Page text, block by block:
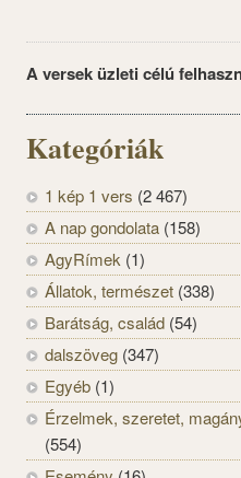
A versek üzleti célú
Kategóriák
1 kép 1 vers (2 467)
A nap gondolata (158)
AgyRímek (1)
Állatok, természet (338)
Barátság, család (54)
dalszöveg (347)
Egyéb (1)
Érzelmek, szeretet,
(554)